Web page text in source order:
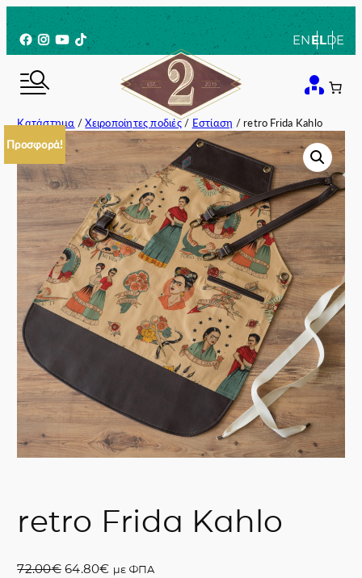
στο
περιεχόμενο
Facebook
Instagram
YouTube
TikTok ENELDE
Κατάστημα /Χειροποίητες ποδιές/ Εστίαση / retro Frida Kahlo
Προσφορά!
retro Frida Kahlo
72.00€ O
64.80€Ημε ΦΠΑ